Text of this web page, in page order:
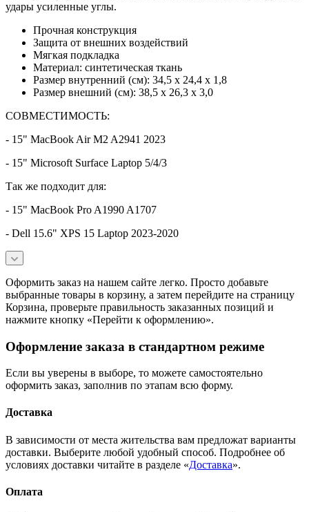
удары усиленные углы.
Прочная конструкция
Защита от внешних воздействий
Мягкая подкладка
Материал: синтетическая ткань
Размер внутренний (см): 34,5 х 24,4 х 1,8
Размер внешний (см): 38,5 x 26,3 x 3,0
СОВМЕСТИМОСТЬ:
- 15" MacBook Air M2 A2941 2023
- 15" Microsoft Surface Laptop 5/4/3
Так же подходит для:
- 15" MacBook Pro A1990 A1707
- Dell 15.6" XPS 15 Laptop 2023-2020
Оформить заказ на нашем сайте легко. Просто добавьте
выбранные товары в корзину, а затем перейдите на страницу
Корзина, проверьте правильность заказанных позиций и
нажмите кнопку «Перейти к оформлению».
Оформление заказа в стандартном режиме
Если вы уверены в выборе, то можете самостоятельно
оформить заказ, заполнив по этапам всю форму.
Доставка
В зависимости от места жительства вам предложат варианты
доставки. Выберите любой удобный способ. Подробнее об
условиях доставки читайте в разделе «Доставка».
Оплата